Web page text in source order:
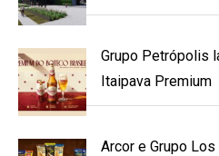
Grupo Petrópolis
Itaipava Premium
Arcor e Grupo